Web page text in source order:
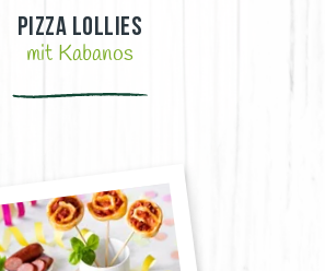
Pizza Lollies
mit Kabanos